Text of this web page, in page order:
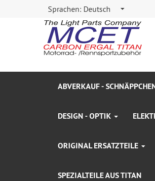
Sprachen: Deutsch
ABVERKAUF -
DESIGN - OPTIK
ORIGINAL ERSATZTEILE
SPEZIALTEILE AUS TITAN